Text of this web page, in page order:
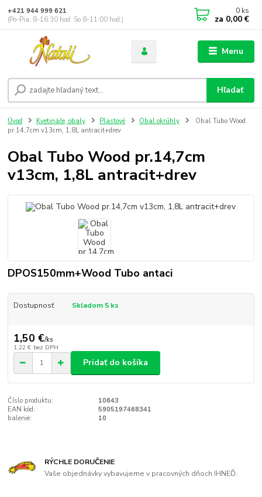
Menu
Hľadať
+421 944 999 621
(Po-Pia, 8-16:30 hod. So 8-11:00 hod.)
0 ks
za 0,00 €
Úvod Kvetináče, obaly Plastové Obal okrúhly
Obal Tubo Wood
pr.14,7cm v13cm, 1,8L antracit+drev
Obal Tubo Wood pr.14,7cm
v13cm, 1,8L antracit+drev
DPOS150mm+Wood Tubo antaci
Dostupnosť Skladom 5 ks
1,50 €/ks
1,22 € bez DPH
Pridať do košíka
Číslo produktu:
10643
EAN kód:
5905197468341
balenie:
10
RÝCHLE DORUČENIE
Vaše objednávky vybavujeme v pracovných dňoch IHNEĎ.